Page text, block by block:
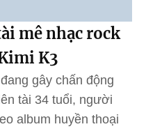
mê nhạc rock
K3
gây chấn động
tài 34 tuổi, người
album huyền thoại